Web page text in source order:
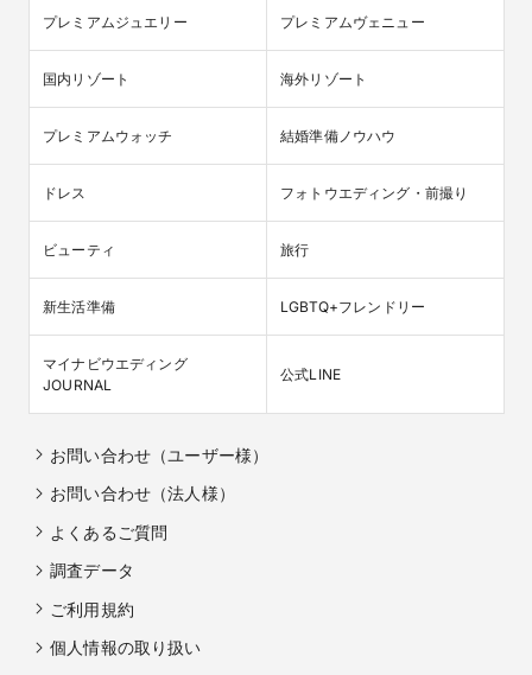
プレミアムジュエリー プレミアムヴェニュー
国内リゾート 海外リゾート
プレミアムウォッチ 結婚準備ノウハウ
ドレス フォトウエディング・前撮り
ビューティ 旅行
新生活準備 LGBTQ+フレンドリー
マイナビウエディング
JOURNAL
公式LINE
お問い合わせ（ユーザー様）
お問い合わせ（法人様）
よくあるご質問
調査データ
ご利用規約
個人情報の取り扱い